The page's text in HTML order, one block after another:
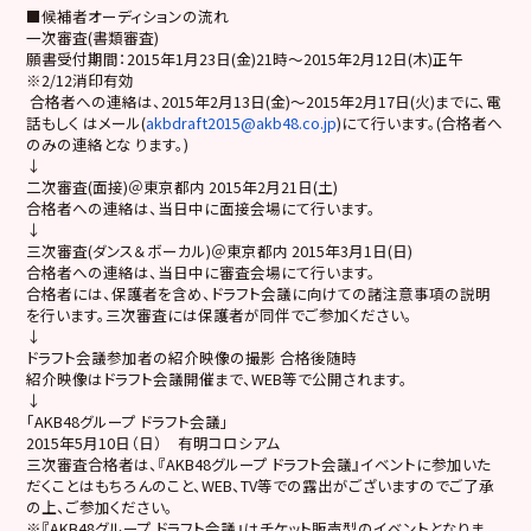
■候補者オーディションの流れ
一次審査(書類審査)
願書受付期間：2015年1月23日(金)21時～2015年2月12日(木)正午
※2/12消印有効
合格者への連絡は、2015年2月13日(金)～2015年2月17日(火)までに、電
話もしく はメール(akbdraft2015@akb48.co.jp)にて行います。(合格者へ
のみの連絡とな ります。)
↓
二次審査(面接)＠東京都内 2015年2月21日(土)
合格者への連絡は、当日中に面接会場にて行います。
↓
三次審査(ダンス＆ボーカル)＠東京都内 2015年3月1日(日)
合格者への連絡は、当日中に審査会場にて行います。
合格者には、保護者を含め、 ドラフト会議に向けての諸注意事項の説明
を行います。三次審査には保護者が同伴でご参加ください。
↓
ドラフト会議参加者の紹介映像の撮影 合格後随時
紹介映像はドラフト会議開催まで、WEB等で公開されます。
↓
「AKB48グループ ドラフト会議」
2015年5月10日（日） 有明コロシアム
三次審査合格者は、『AKB48グループ ドラフト会議』イベントに参加いた
だくことはもちろんのこと、WEB、TV等での露出がございますのでご了承
の上、ご参加ください。